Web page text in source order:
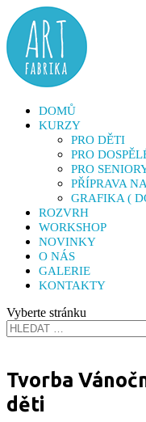
DOMŮ
KURZY
PRO DĚTI
PRO
PRO
PŘÍPRAVA
GRAFIKA (
ROZVRH
WORKSHOP
NOVINKY
O NÁS
GALERIE
KONTAKTY
Vyberte stránku
Tvorba
děti